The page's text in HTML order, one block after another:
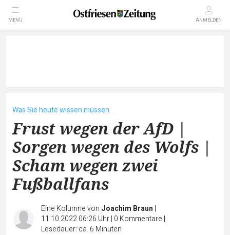
MENÜ ANMELDEN
Was Sie heute wissen müssen
Frust wegen der AfD |
Sorgen wegen des Wolfs |
Scham wegen zwei
Fußballfans
Eine Kolumne von Joachim Braun |
11.10.2022 06:26 Uhr| 0 Kommentare |
Lesedauer: ca. 6 Minuten